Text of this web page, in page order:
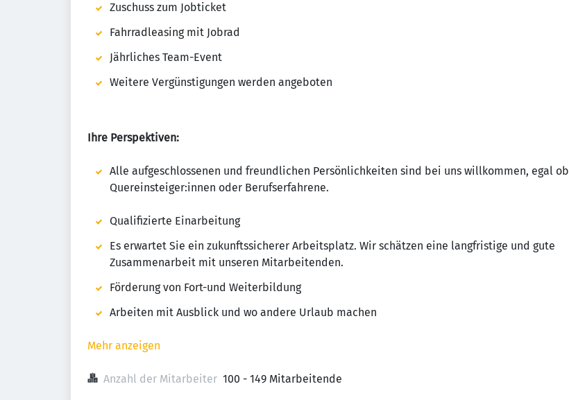
Zuschuss zum Jobticket
Fahrradleasing mit Jobrad
Jährliches Team-Event
Weitere Vergünstigungen werden angeboten
Ihre Perspektiven:
Alle aufgeschlossenen und freundlichen Persönlichkeiten sind bei uns willkommen, egal ob
Quereinsteiger:innen oder Berufserfahrene.
Qualifizierte Einarbeitung
Es erwartet Sie ein zukunftssicherer Arbeitsplatz. Wir schätzen eine langfristige und gute
Zusammenarbeit mit unseren Mitarbeitenden.
Förderung von Fort-und Weiterbildung
Arbeiten mit Ausblick und wo andere Urlaub machen
Mehr anzeigen
Anzahl der Mitarbeiter 100 - 149 Mitarbeitende